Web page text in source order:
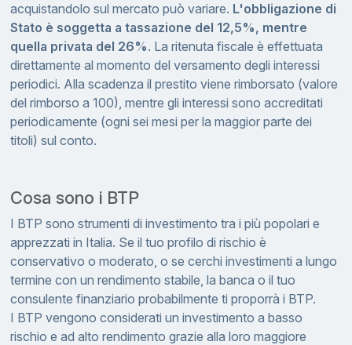
acquistandolo sul mercato può variare. L'obbligazione di
Stato è soggetta a tassazione del 12,5%, mentre
quella privata del 26%. La ritenuta fiscale è effettuata
direttamente al momento del versamento degli interessi
periodici. Alla scadenza il prestito viene rimborsato (valore
del rimborso a 100), mentre gli interessi sono accreditati
periodicamente (ogni sei mesi per la maggior parte dei
titoli) sul conto.
Cosa sono i BTP
I BTP sono strumenti di investimento tra i più popolari e
apprezzati in Italia. Se il tuo profilo di rischio è
conservativo o moderato, o se cerchi investimenti a lungo
termine con un rendimento stabile, la banca o il tuo
consulente finanziario probabilmente ti proporrà i BTP.
I BTP vengono considerati un investimento a basso
rischio e ad alto rendimento grazie alla loro maggiore